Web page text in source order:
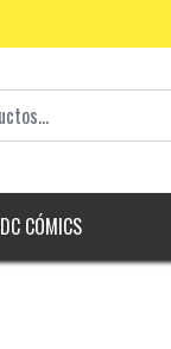
DC CÓMICS